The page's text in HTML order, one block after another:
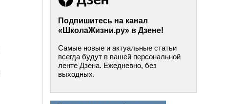
Подпишитесь на канал
«ШколаЖизни.ру» в Дзене!
Самые новые и актуальные статьи
всегда будут в вашей персональной
ленте Дзена. Ежедневно, без
выходных.